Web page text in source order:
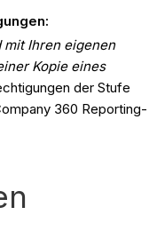
mit Ihren eigenen
Kopie eines
der Stufe
360 Reporting-